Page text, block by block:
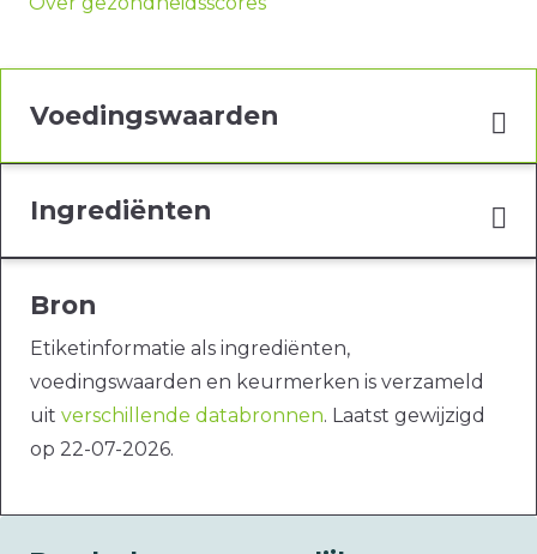
Voedingswaarden
Ingrediënten
Bron
Etiketinformatie als ingrediënten,
voedingswaarden en keurmerken is verzameld
uit verschillende databronnen. Laatst gewijzigd
op 22-07-2026.